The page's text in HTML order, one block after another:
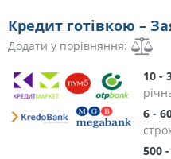
Кредит готівкою –
Додати у порівняння:
10 -
6 -
500